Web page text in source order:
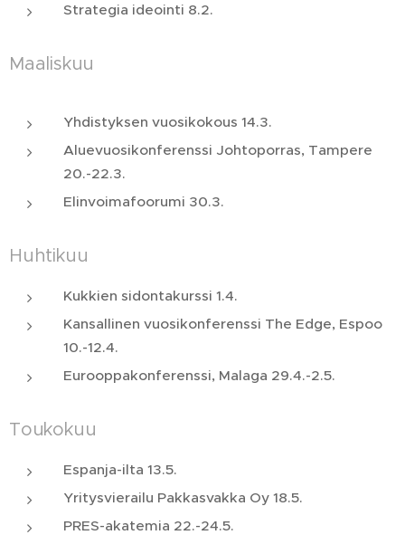
Strategia ideointi 8.2.
Maaliskuu
Yhdistyksen vuosikokous 14.3.
Aluevuosikonferenssi Johtoporras, Tampere
20.-22.3.
Elinvoimafoorumi 30.3.
Huhtikuu
Kukkien sidontakurssi 1.4.
Kansallinen vuosikonferenssi The Edge, Espoo
10.-12.4.
Eurooppakonferenssi, Malaga 29.4.-2.5.
Toukokuu
Espanja-ilta 13.5.
Yritysvierailu Pakkasvakka Oy 18.5.
PRES-akatemia 22.-24.5.